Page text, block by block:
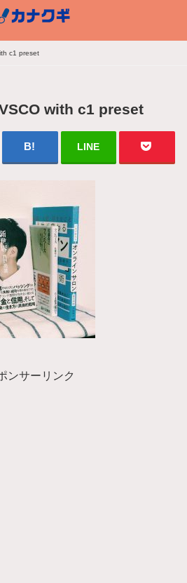
c1 preset
with c1 preset
LINE
ンサーリンク